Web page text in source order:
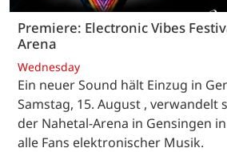
Premiere: Electronic Vibes
Arena
Wednesday
Ein neuer Sound hält Einzug in
Samstag, 15. August , verwandelt
der Nahetal-Arena in Gensingen
alle Fans elektronischer Musik.